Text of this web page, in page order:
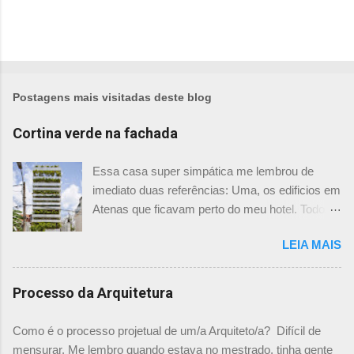
Postagens mais visitadas deste blog
Cortina verde na fachada
Essa casa super simpática me lembrou de
imediato duas referências: Uma, os edificios em
Atenas que ficavam perto do meu hotel. Todos
ficassem tão simpáticos! Mas olhando com
mais foco, me veio a segunda referência. Na
verdade as fachadas da frente e fundos são
como segundas peles, floreiras que criam um
prédio. Justo como a casa do colega Oscar
LEIA MAIS
Processo da Arquitetura
Como é o processo projetual de um/a Arquiteto/a? Difícil de
mensurar. Me lembro quando estava no mestrado, tinha gente